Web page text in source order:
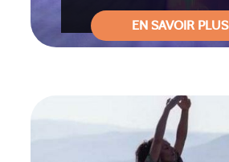
EN SAVOIR PLUS